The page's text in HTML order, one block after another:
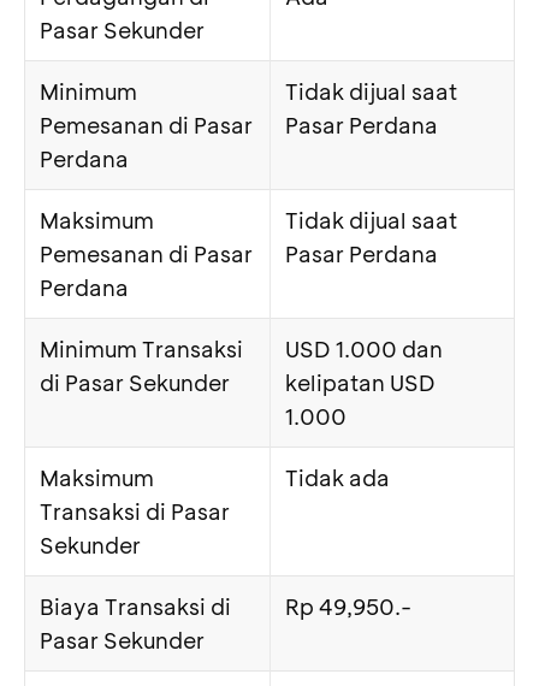
Pasar Sekunder
Minimum
Pemesanan di Pasar
Perdana
Tidak dijual saat
Pasar Perdana
Maksimum
Pemesanan di Pasar
Perdana
Tidak dijual saat
Pasar Perdana
Minimum Transaksi
di Pasar Sekunder
USD 1.000 dan
kelipatan USD
1.000
Maksimum
Transaksi di Pasar
Sekunder
Tidak ada
Biaya Transaksi di
Pasar Sekunder
Rp 49,950.-